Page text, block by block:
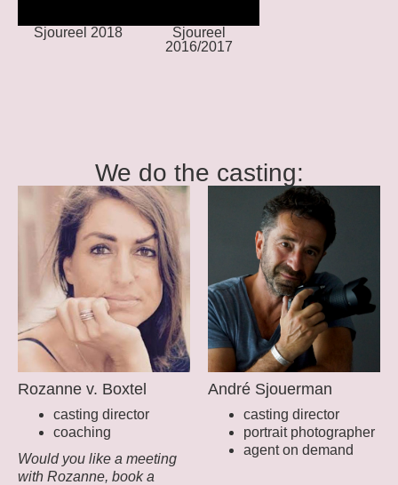
Sjoureel 2018
Sjoureel
2016/2017
We do the casting:
Rozanne v. Boxtel
casting director
coaching
Would you like a meeting
with Rozanne, book a
André Sjouerman
casting director
portrait photographer
agent on demand